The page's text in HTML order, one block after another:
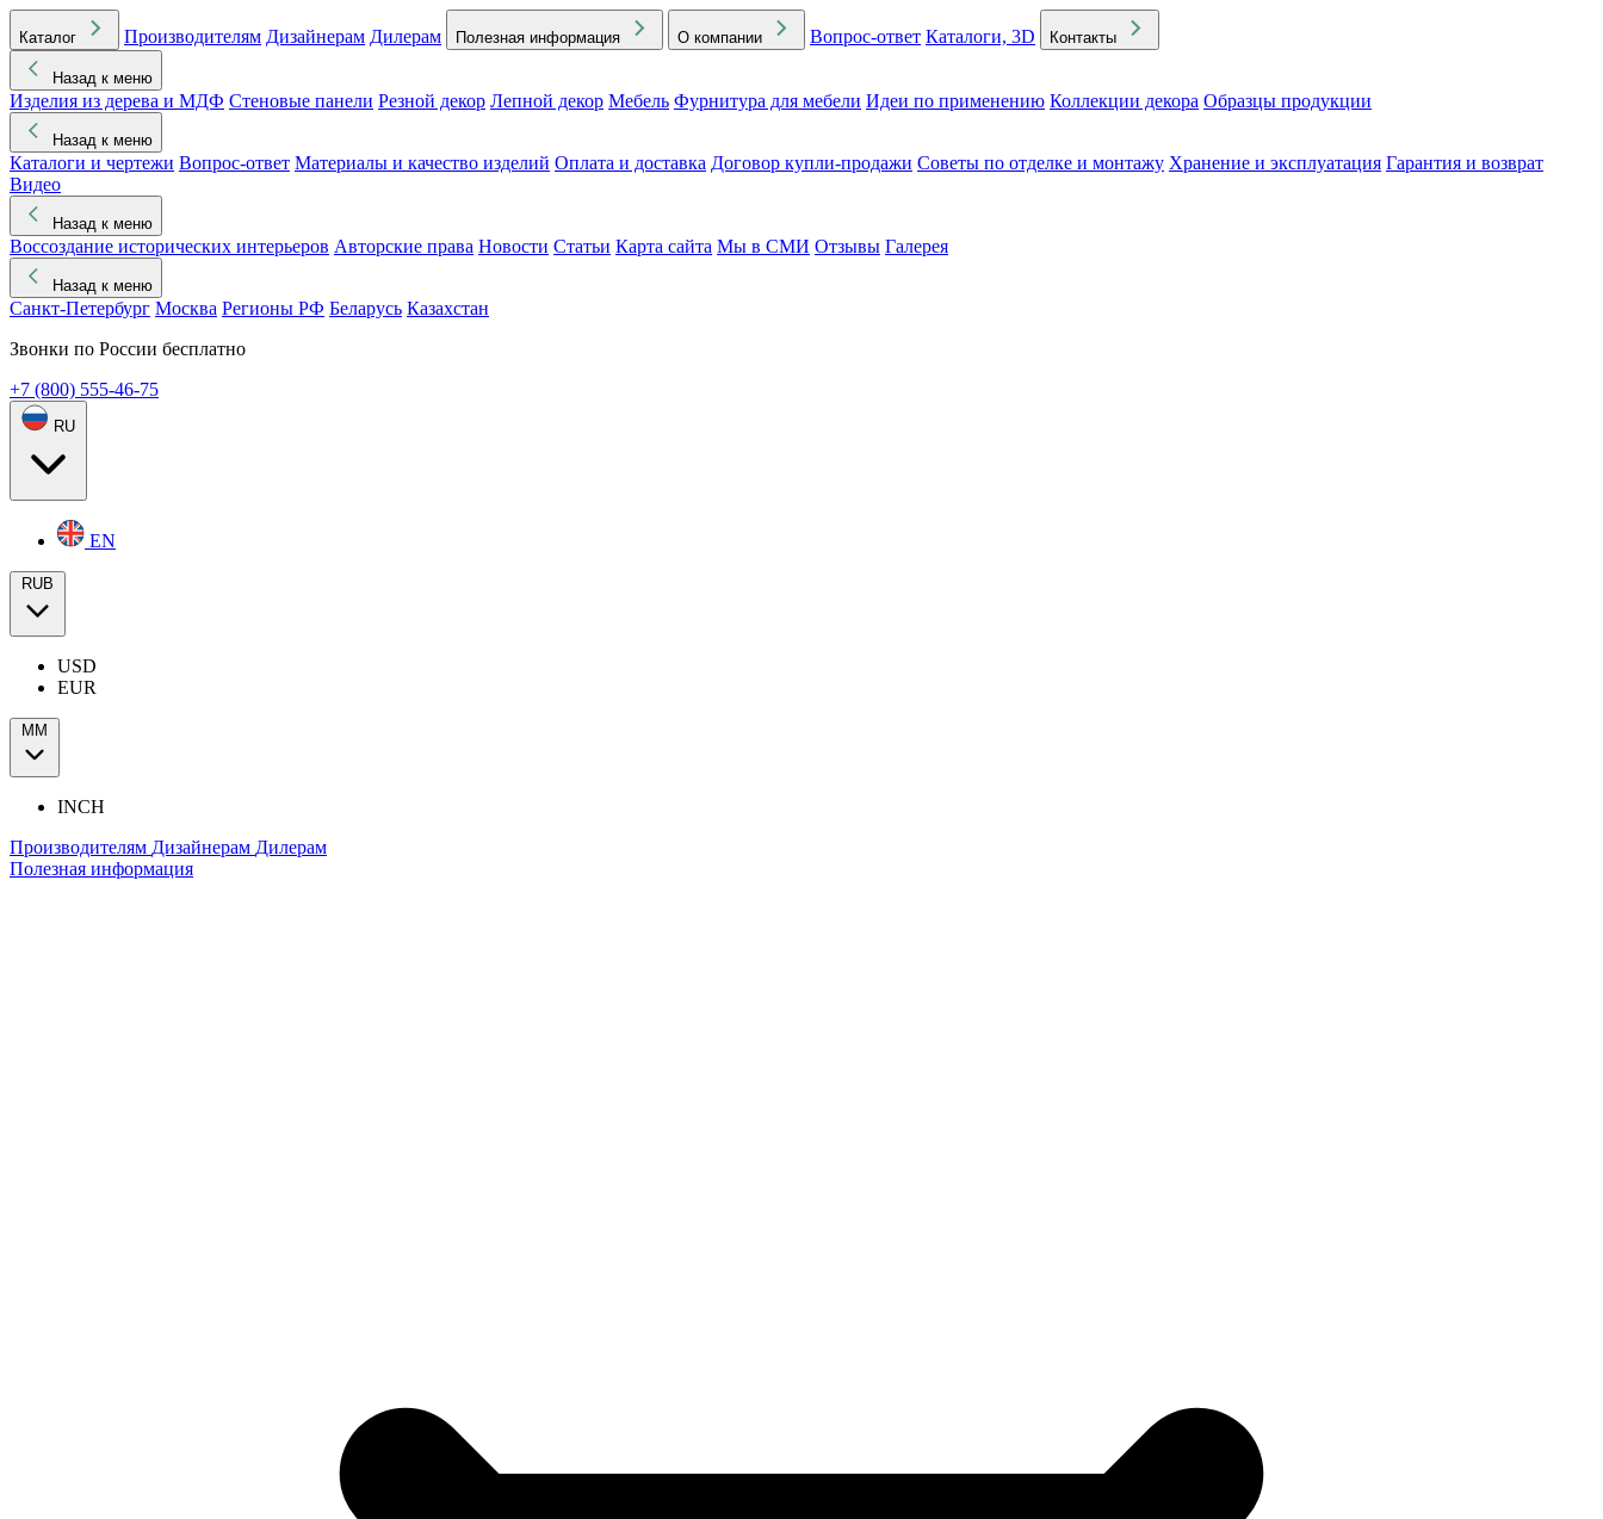
Каталог Производителям Дизайнерам Дилерам Полезная информация О компании Вопрос-ответ Каталоги, 3D Контакты
Назад к меню
Изделия из дерева и МДФ Стеновые панели Резной декор Лепной декор Мебель Фурнитура для мебели Идеи по применению Коллекции декора Образцы продукции
Назад к меню
Каталоги и чертежи Вопрос-ответ Материалы и качество изделий Оплата и доставка Договор купли-продажи Советы по отделке и монтажу Хранение и эксплуатация Гарантия и возврат
Видео
Назад к меню
Воссоздание исторических интерьеров Авторские права Новости Статьи Карта сайта Мы в СМИ Отзывы Галерея
Назад к меню
Санкт-Петербург Москва Регионы РФ Беларусь Казахстан
Звонки по России бесплатно
+7 (800) 555-46-75
RU
EN
RUB
USD
EUR
ММ
INCH
Производителям Дизайнерам Дилерам
Полезная информация